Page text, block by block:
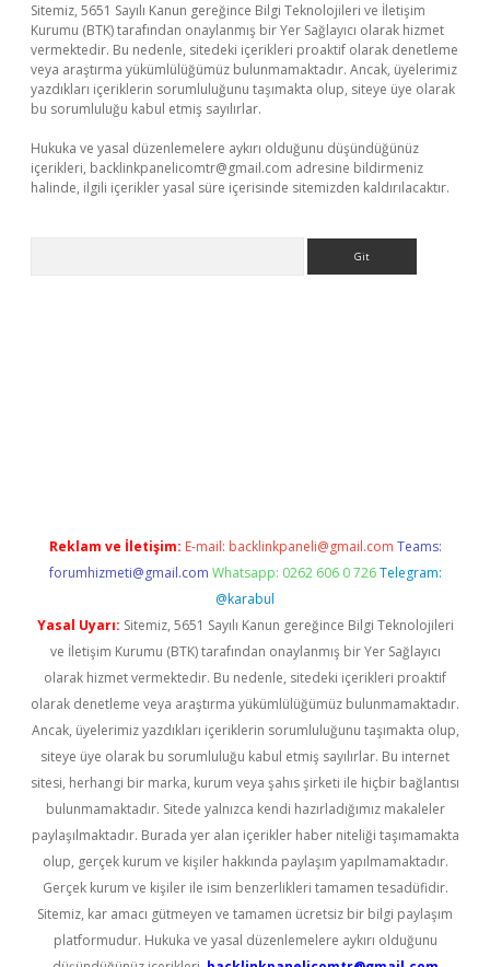
Sitemiz, 5651 Sayılı Kanun gereğince Bilgi Teknolojileri ve İletişim
Kurumu (BTK) tarafından onaylanmış bir Yer Sağlayıcı olarak hizmet
vermektedir. Bu nedenle, sitedeki içerikleri proaktif olarak denetleme
veya araştırma yükümlülüğümüz bulunmamaktadır. Ancak, üyelerimiz
yazdıkları içeriklerin sorumluluğunu taşımakta olup, siteye üye olarak
bu sorumluluğu kabul etmiş sayılırlar.
Hukuka ve yasal düzenlemelere aykırı olduğunu düşündüğünüz
içerikleri, backlinkpanelicomtr@gmail.com adresine bildirmeniz
halinde, ilgili içerikler yasal süre içerisinde sitemizden kaldırılacaktır.
Reklam ve İletişim: E-mail: backlinkpaneli@gmail.com Teams:
forumhizmeti@gmail.com Whatsapp: 0262 606 0 726 Telegram:
@karabul
Yasal Uyarı: Sitemiz, 5651 Sayılı Kanun gereğince Bilgi Teknolojileri
ve İletişim Kurumu (BTK) tarafından onaylanmış bir Yer Sağlayıcı
olarak hizmet vermektedir. Bu nedenle, sitedeki içerikleri proaktif
olarak denetleme veya araştırma yükümlülüğümüz bulunmamaktadır.
Ancak, üyelerimiz yazdıkları içeriklerin sorumluluğunu taşımakta olup,
siteye üye olarak bu sorumluluğu kabul etmiş sayılırlar. Bu internet
sitesi, herhangi bir marka, kurum veya şahıs şirketi ile hiçbir bağlantısı
bulunmamaktadır. Sitede yalnızca kendi hazırladığımız makaleler
paylaşılmaktadır. Burada yer alan içerikler haber niteliği taşımamakta
olup, gerçek kurum ve kişiler hakkında paylaşım yapılmamaktadır.
Gerçek kurum ve kişiler ile isim benzerlikleri tamamen tesadüfidir.
Sitemiz, kar amacı gütmeyen ve tamamen ücretsiz bir bilgi paylaşım
platformudur. Hukuka ve yasal düzenlemelere aykırı olduğunu